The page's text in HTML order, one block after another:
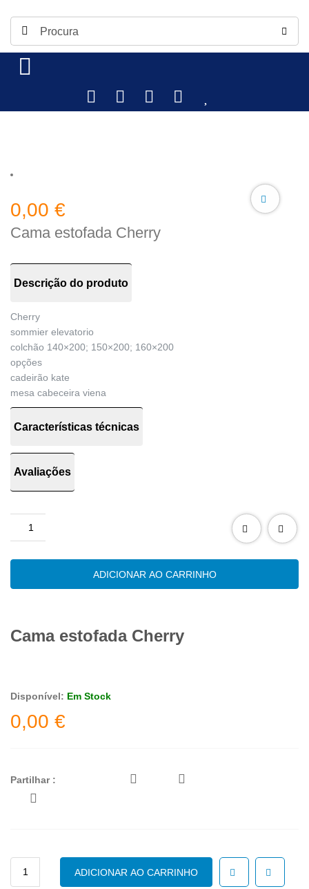
0,00 €
Cama estofada Cherry
Descrição do produto
Cherry
sommier elevatorio
colchão 140×200; 150×200; 160×200
opções
cadeirão kate
mesa cabeceira viena
Características técnicas
Avaliações
ADICIONAR AO CARRINHO
Cama estofada Cherry
Disponível: Em Stock
0,00 €
Partilhar :
ADICIONAR AO CARRINHO